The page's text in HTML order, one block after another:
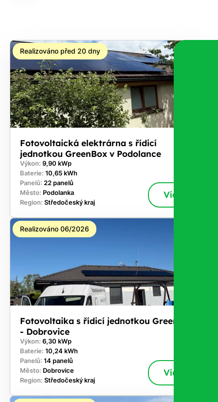
nárok.
Stačí
nám dát
vědět -
a nic Vás
to
nestojí.
Realizováno před 20 dny
Fotovoltaická elektrárna s řídicí
jednotkou GreenBox v Podolance
Výkon: 9,90 kWp
Baterie: 10,65 kWh
Panelů: 22 panelů
Město: Podolanka
Region: Středočeský kraj
Více
Realizováno 06/2026
Fotovoltaika s řídicí jednotkou GreenBox
- Dobrovice
Výkon: 6,30 kWp
Baterie: 10,24 kWh
Panelů: 14 panelů
Město: Dobrovice
Region: Středočeský kraj
Více